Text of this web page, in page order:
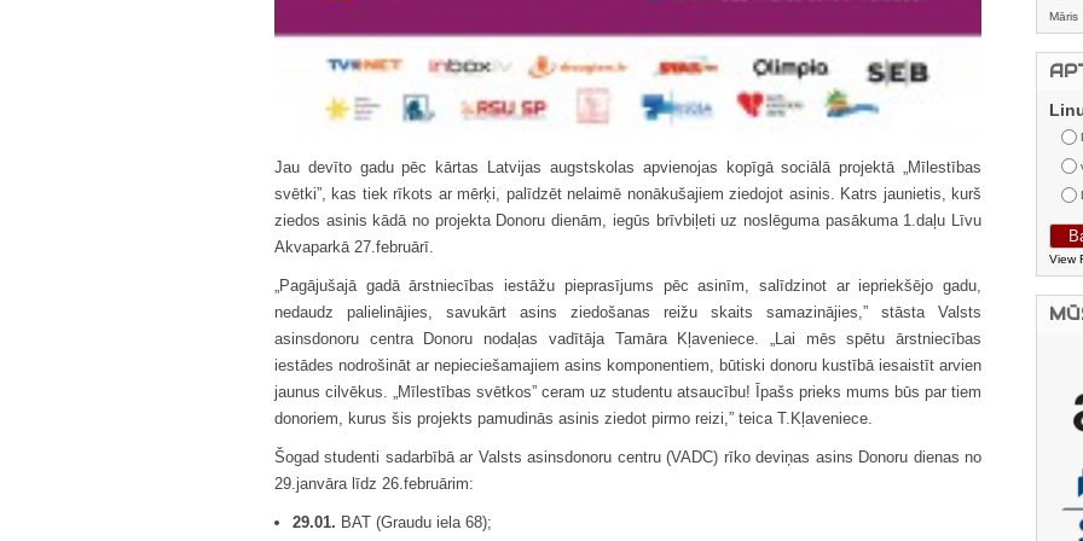
Jau devīto gadu pēc kārtas Latvijas augstskolas apvienojas kopīgā sociālā projektā „Mīlestības
svētki”, kas tiek rīkots ar mērķi, palīdzēt nelaimē nonākušajiem ziedojot asinis. Katrs jaunietis, kurš
ziedos asinis kādā no projekta Donoru dienām, iegūs brīvbiļeti uz noslēguma pasākuma 1.daļu Līvu
Akvaparkā 27.februārī.
„Pagājušajā gadā ārstniecības iestāžu pieprasījums pēc asinīm, salīdzinot ar iepriekšējo gadu,
nedaudz palielinājies, savukārt asins ziedošanas reižu skaits samazinājies,” stāsta Valsts
asinsdonoru centra Donoru nodaļas vadītāja Tamāra Kļaveniece. „Lai mēs spētu ārstniecības
iestādes nodrošināt ar nepieciešamajiem asins komponentiem, būtiski donoru kustībā iesaistīt arvien
jaunus cilvēkus. „Mīlestības svētkos” ceram uz studentu atsaucību! Īpašs prieks mums būs par tiem
donoriem, kurus šis projekts pamudinās asinis ziedot pirmo reizi,” teica T.Kļaveniece.
Šogad studenti sadarbībā ar Valsts asinsdonoru centru (VADC) rīko deviņas asins Donoru dienas no
29.janvāra līdz 26.februārim:
29.01. BAT (Graudu iela 68);
Māris
View